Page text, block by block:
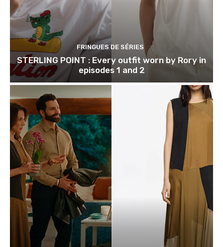
FRINGUES DE SÉRIES
STERLING POINT : Every outfit worn by Rory in
episodes 1 and 2